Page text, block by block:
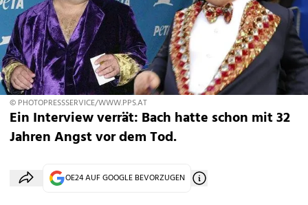
© PHOTOPRESSSERVICE/WWW.PPS.AT
Ein Interview verrät: Bach hatte schon mit 32
Jahren Angst vor dem Tod.
OE24 AUF GOOGLE BEVORZUGEN